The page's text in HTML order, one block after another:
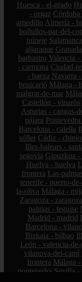
Huesca - el-grado
- orgaz Córdoba
arnedillo Almería -
bollullos-par-del-
tuineje
aljaraque
barbastro Valencia -
- carmona Ciudad-
- baeza Navarra
benicarló Málaga -
malgrat-de-mar
Castellón - vinaròs
Asturias - cangas-
pájara
Barcelona - calella
sóller Cádiz -
Illes-balears -
segovia Gipuzkoa -
Huelva - huelva
frontera Las-
tenerife - puerto-
la-oliva Málaga -
Zaragoza - zaragoza
palmas - teguise
Madrid - madrid
Barcelona -
Bizkaia - bilbao
León - valencia-
vilanova-del-camí
frontera Málaga -
pontevedra Sevilla -